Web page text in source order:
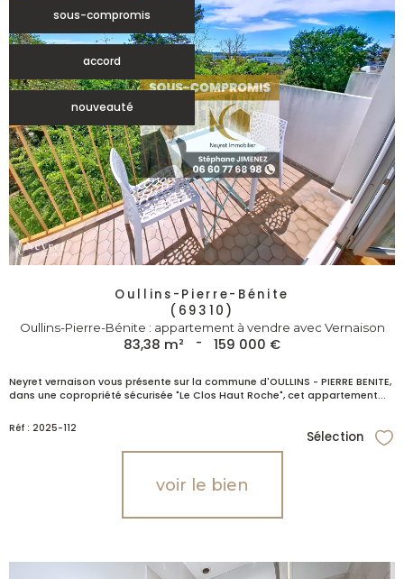
sous-compromis
accord
nouveauté
Oullins-Pierre-Bénite
(69310)
Oullins-Pierre-Bénite : appartement à vendre avec Vernaison
83,38 m² - 159 000 €
Neyret vernaison vous présente sur la commune d'OULLINS - PIERRE BENITE,
dans une copropriété sécurisée "Le Clos Haut Roche", cet appartement...
Réf : 2025-112
Sélection
voir le bien